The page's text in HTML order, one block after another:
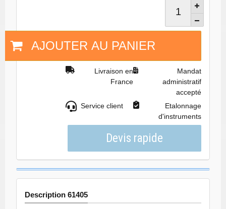
AJOUTER AU PANIER
Livraison en
France
Mandat
administratif
accepté
Service client
Etalonnage
d'instruments
Description 61405